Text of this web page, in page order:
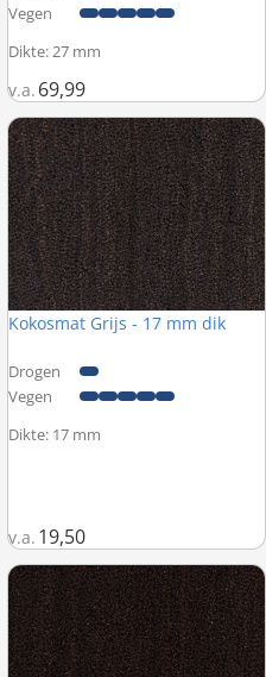
Vegen
Dikte: 27 mm
v.a. 69,99
droogloopmat
Kokosmat Grijs - 17 mm dik
Kokosmat Grijs - 17 mm dik
Drogen
Vegen
Dikte: 17 mm
v.a. 19,50
droogloopmat
Kokosmat Bruin - 17 mm dik